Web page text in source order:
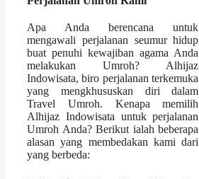
Apa Anda berencana untuk
mengawali perjalanan seumur hidup
buat penuhi kewajiban agama Anda
melakukan Umroh? Alhijaz
Indowisata, biro perjalanan terkemuka
yang mengkhususkan diri dalam
Travel Umroh. Kenapa memilih
Alhijaz Indowisata untuk perjalanan
Umroh Anda? Berikut ialah beberapa
alasan yang membedakan kami dari
yang berbeda: